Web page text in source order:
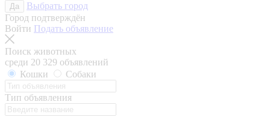
Да
Выбрать город
Город подтверждён
Войти Подать объявление
Поиск животных
среди 20 329 объявлений
Кошки
Собаки
Тип объявления